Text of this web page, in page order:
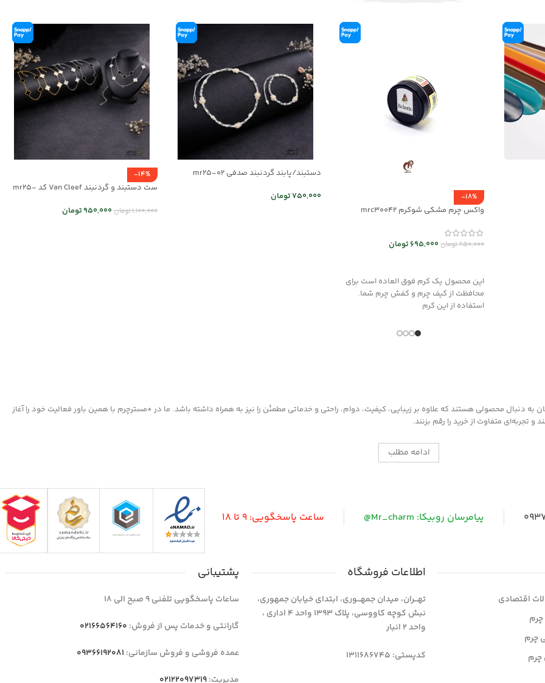
-18%
واکس چرم مشکی شوکرم mrc30042
850,000تومان695,000 تومان
این محصول یک کرم فوق العاده است برای
محافظت از کیف چرم و کفش چرم شما.
استفاده از این کرم
دستبند/پابند گردنبند صدفی mr25-02
750,000تومان
-14%
ست دستبند و گردنبند Van Cleef کد mr25-
1,100,000تومان950,000تومان
دنبال محصولی هستند که علاوه بر زیبایی، کیفیت، دوام، راحتی و خدماتی مطمئن را نیز به همراه داشته باشد. ما در *مسترچرم با همین باور فعالیت خود را آغاز
تجربه‌ای متفاوت از خرید را رقم بزنند.
ادامه مطلب
پیامرسان روبیکا: Mr_charm@ ساعت پاسخگویی: 9 تا 18
اقتصادی
چرم
اطلاعات فروشگاه
تهـــران، میدان جمهـــوری، ابتدای خیابان جمهوری،
نبش کوچه کاووسی، پلاک 1393 واحد 4 اداری ،
واحد 2 انبار
کدپستی: 1311686745
پشتیبانی
ساعات پاسخگویی تلفنی 9 صبح الی 18
گارانتی و خدمات پس از فروش: 02166564160
عمده فروشی و فروش سازمانی: 09366192081
مدیریت:02122097319